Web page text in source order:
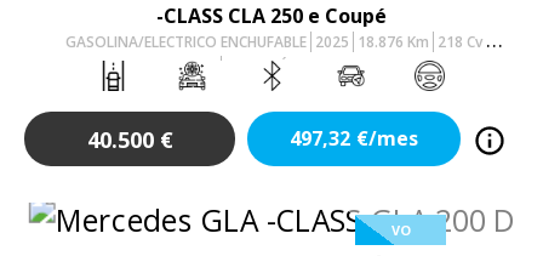
-CLASS CLA 250 e Coupé
GASOLINA/ELECTRICO ENCHUFABLE 2025 18.876 Km 218 Cv
AUTOMÁTICO
40.500 € 497,32 €/mes
VO